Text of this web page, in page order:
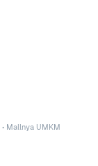
• Mallnya UMKM